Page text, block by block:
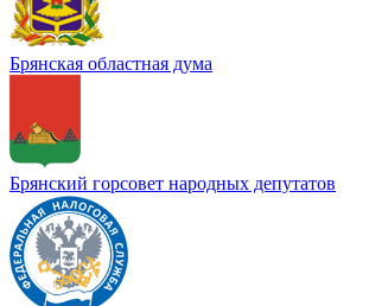
Брянская областная дума
Брянский горсовет народных депутатов